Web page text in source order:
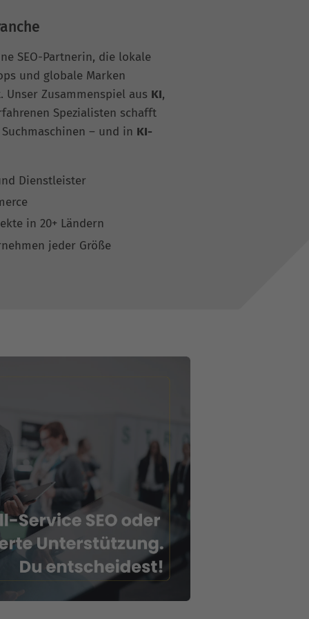
SEO-Partnerin, die lokale
und globale Marken
Zusammenspiel aus KI,
Spezialisten schafft
– und in KI-
Dienstleister
in 20+ Ländern
jeder Größe